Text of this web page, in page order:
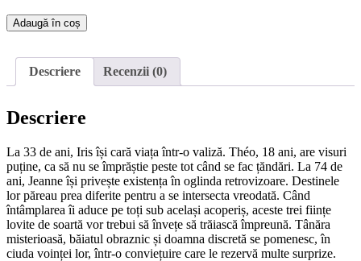
Cantitate
Mâine
nouă
Adaugă în coș
Descriere Recenzii (0)
Descriere
La 33 de ani, Iris își cară viața într-o valiză. Théo, 18 ani, are visuri
puține, ca să nu se împrăștie peste tot când se fac țăndări. La 74 de
ani, Jeanne își privește existența în oglinda retrovizoare. Destinele
lor păreau prea diferite pentru a se intersecta vreodată. Când
întâmplarea îi aduce pe toți sub același acoperiș, aceste trei ființe
lovite de soartă vor trebui să învețe să trăiască împreună. Tânăra
misterioasă, băiatul obraznic și doamna discretă se pomenesc, în
ciuda voinței lor, într-o conviețuire care le rezervă multe surprize.